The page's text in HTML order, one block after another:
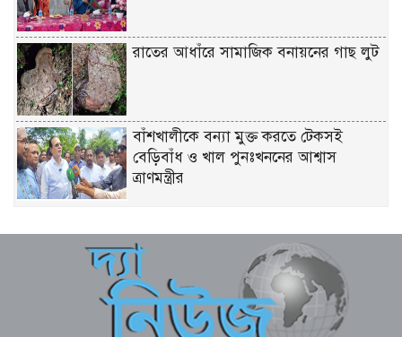
রাতের আধাঁরে সামাজিক বনায়নের গাছ লুট
বাঁশখালীকে বন্যা মুক্ত করতে টেকসই
বেড়িবাঁধ ও খাল পুনঃখননের আশ্বাস
ত্রাণমন্ত্রীর
প্রভাব না ফেলে: প্রধানমন্ত্রী
ফের গ্রেফতার তনু হত্যায় সাবেক সেনাসদস্য
হাফিজুর রহমান